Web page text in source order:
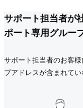
サポート担当者が
ポート専用グルー
サポート担当者のお客
プアドレスが含まれてい